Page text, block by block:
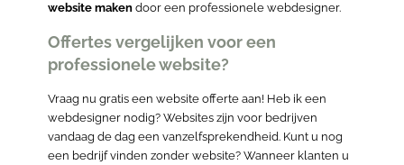
website maken door een professionele webdesigner.
Offertes vergelijken voor een
professionele website?
Vraag nu gratis een website offerte aan! Heb ik een
webdesigner nodig? Websites zijn voor bedrijven
vandaag de dag een vanzelfsprekendheid. Kunt u nog
een bedrijf vinden zonder website? Wanneer klanten u